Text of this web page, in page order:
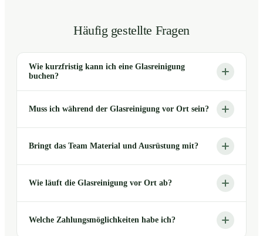
Häufig gestellte Fragen
Wie kurzfristig kann ich eine Glasreinigung
buchen?
Muss ich während der Glasreinigung vor Ort sein?
Bringt das Team Material und Ausrüstung mit?
Wie läuft die Glasreinigung vor Ort ab?
Welche Zahlungsmöglichkeiten habe ich?